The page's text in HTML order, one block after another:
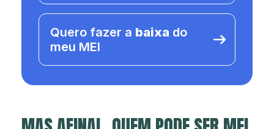
Quero fazer a baixa do
meu MEI